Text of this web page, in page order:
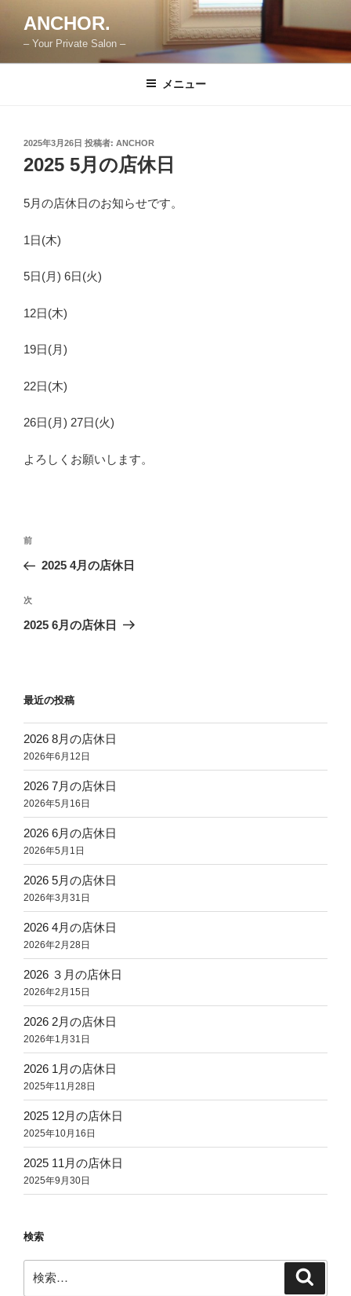
ン
ANCHOR.
– Your Private Salon –
メニュー
投
稿
日:
2025年3月26日 投稿者: ANCHOR
2025 5月の店休日
5月の店休日のお知らせです。
1日(木)
5日(月) 6日(火)
12日(木)
19日(月)
22日(木)
26日(月) 27日(火)
よろしくお願いします。
投
ナ
ビ
ゲ
ン
前
の
稿
前
2025 4月の店休日
次
の
次
2025 6月の店休日
最近の投稿
2026 8月の店休日
2026年6月12日
2026 7月の店休日
2026年5月16日
2026 6月の店休日
2026年5月1日
2026 5月の店休日
2026年3月31日
2026 4月の店休日
2026年2月28日
2026 ３月の店休日
2026年2月15日
2026 2月の店休日
2026年1月31日
2026 1月の店休日
2025年11月28日
2025 12月の店休日
2025年10月16日
2025 11月の店休日
2025年9月30日
検索
索: